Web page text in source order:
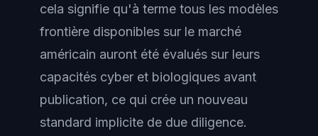
cela signifie qu'à terme tous les modèles
frontière disponibles sur le marché
américain auront été évalués sur leurs
capacités cyber et biologiques avant
publication, ce qui crée un nouveau
standard implicite de due diligence.